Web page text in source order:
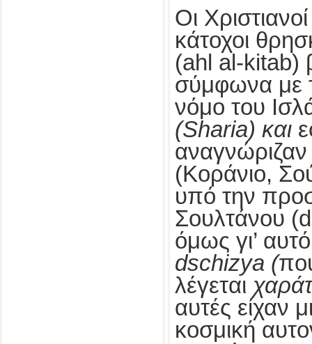
Οι
κάτοχοι
(ahl al-kitab)
σύμφωνα με
νόμο του
(Sharia) και
αναγνώριζαν
(Κοράνιο,
υπό την
Σουλτάνου
όμως γι’
dschizya (
λέγεται
αυτές είχαν
κοσμική